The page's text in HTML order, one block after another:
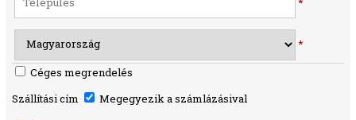
*
Céges megrendelés
Szállítási cím
Megegyezik a számlázásival